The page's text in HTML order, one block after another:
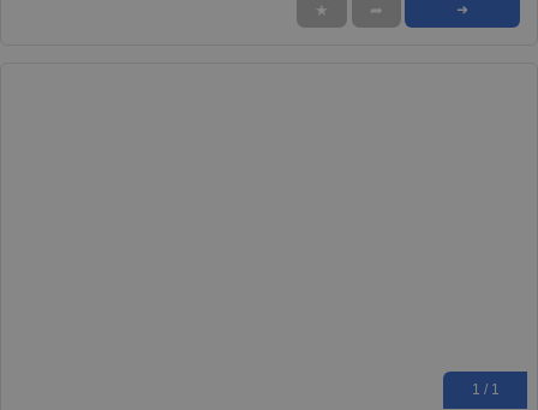
★ ➦ ➜
1 / 1